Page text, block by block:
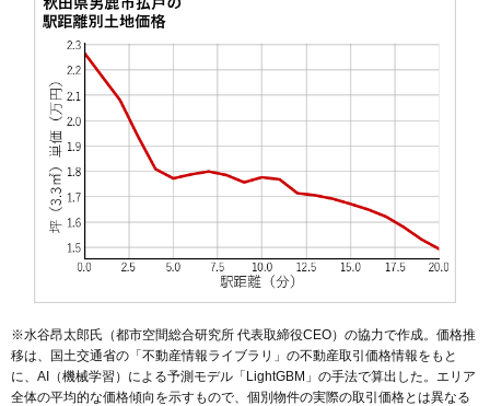
※水谷昂太郎氏（都市空間総合研究所 代表取締役CEO）の協力で作成。価格推
移は、国土交通省の「不動産情報ライブラリ 」の不動産取引価格情報をもと
に、AI（機械学習）による予測モデル「LightGBM」の手法で算出した。エリア
全体の平均的な価格傾向を示すもので、個別物件の実際の取引価格とは異なる